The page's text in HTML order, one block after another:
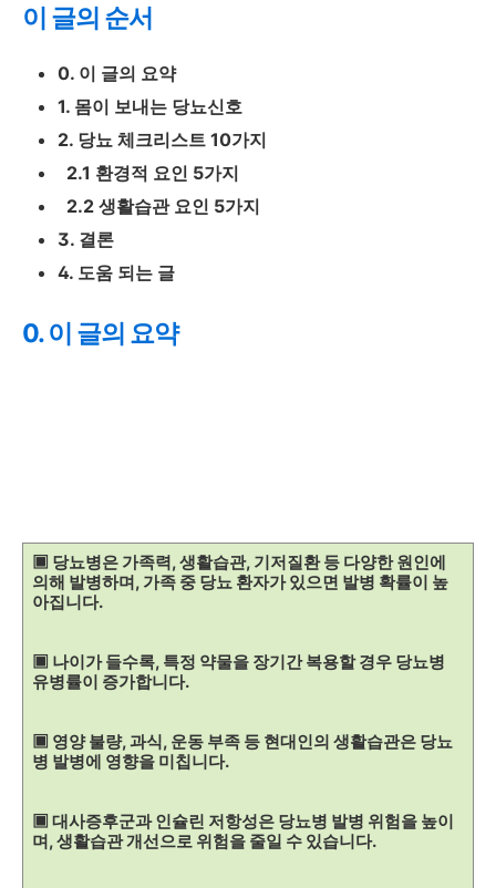
이 글의 순서
0. 이 글의 요약
1. 몸이 보내는 당뇨신호
2. 당뇨 체크리스트 10가지
2.1 환경적 요인 5가지
2.2 생활습관 요인 5가지
3. 결론
4. 도움 되는 글
0. 이 글의 요약
▣ 당뇨병은 가족력, 생활습관, 기저질환 등 다양한 원인에
의해 발병하며, 가족 중 당뇨 환자가 있으면 발병 확률이 높
아집니다.
▣ 나이가 들수록, 특정 약물을 장기간 복용할 경우 당뇨병
유병률이 증가합니다.
▣ 영양 불량, 과식, 운동 부족 등 현대인의 생활습관은 당뇨
병 발병에 영향을 미칩니다.
▣ 대사증후군과 인슐린 저항성은 당뇨병 발병 위험을 높이
며, 생활습관 개선으로 위험을 줄일 수 있습니다.